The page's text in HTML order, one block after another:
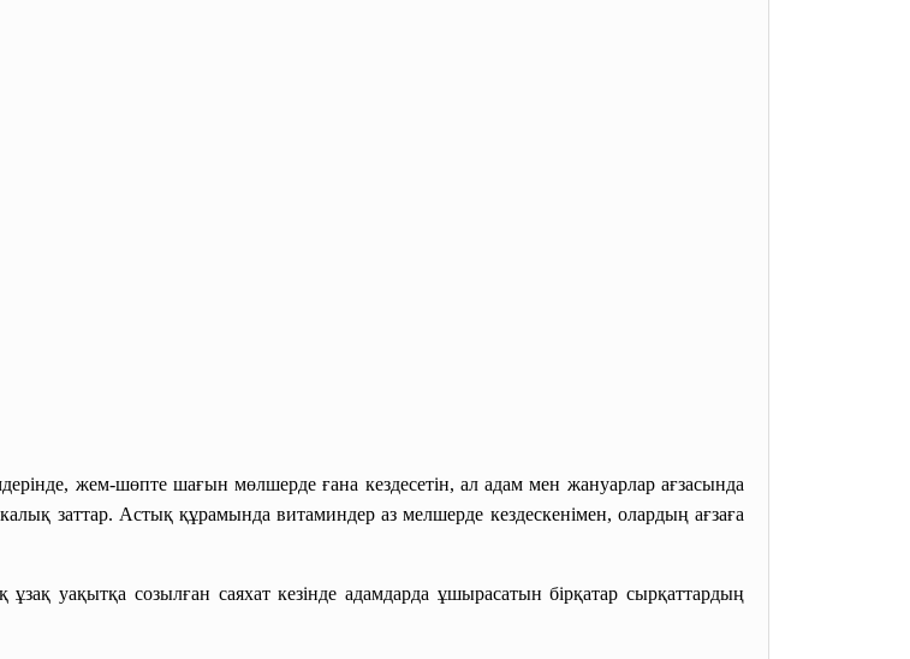
жем-шөпте шағын мөлшерде ғана кездесетін, ал адам мен жануарлар ағзасында
заттар. Астық құрамында витаминдер аз мелшерде кездескенімен, олардың ағзаға
уақытқа созылған саяхат кезінде адамдарда ұшырасатын бірқатар сырқаттардың